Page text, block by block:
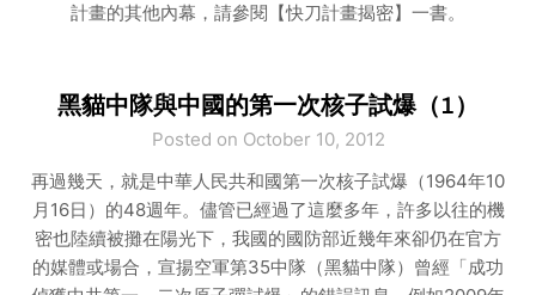
計畫的其他內幕，請參閱【快刀計畫揭密】一書。
黑貓中隊與中國的第一次核子試爆（1）
Posted on October 10, 2012
再過幾天，就是中華人民共和國第一次核子試爆（1964年10
月16日）的48週年。儘管已經過了這麼多年，許多以往的機
密也陸續被攤在陽光下，我國的國防部近幾年來卻仍在官方
的媒體或場合，宣揚空軍第35中隊（黑貓中隊）曾經「成功